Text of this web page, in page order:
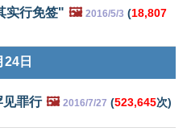
实行免签" 🖼️ 2016/5/3 (18,807
日
见罪行 🖼️ 2016/7/27 (523,645次)